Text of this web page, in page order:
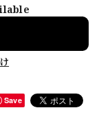
Save